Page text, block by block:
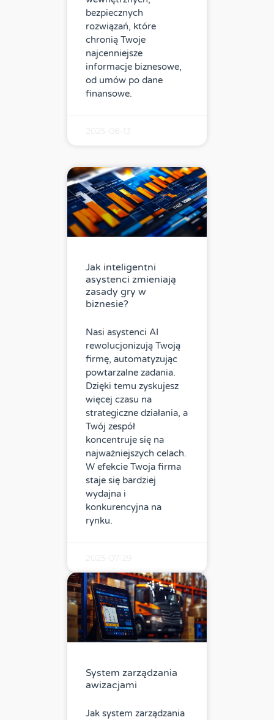
bezpiecznych
rozwiązań, które
chronią Twoje
najcenniejsze
informacje biznesowe,
od umów po dane
finansowe.
Jak inteligentni
asystenci zmieniają
zasady gry w
biznesie?
Nasi asystenci AI
rewolucjonizują Twoją
firmę, automatyzując
powtarzalne zadania.
Dzięki temu zyskujesz
więcej czasu na
strategiczne działania, a
Twój zespół
koncentruje się na
najważniejszych celach.
W efekcie Twoja firma
staje się bardziej
wydajna i
konkurencyjna na
rynku.
System zarządzania
awizacjami
Jak system zarządzania